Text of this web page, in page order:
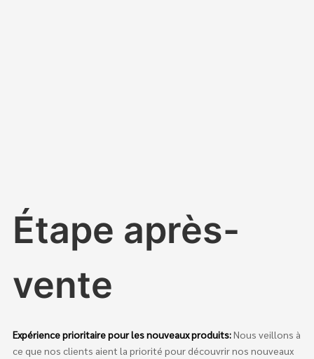
Étape après-
vente
Expérience prioritaire pour les nouveaux produits:Nous veillons à
ce que nos clients aient la priorité pour découvrir nos nouveaux